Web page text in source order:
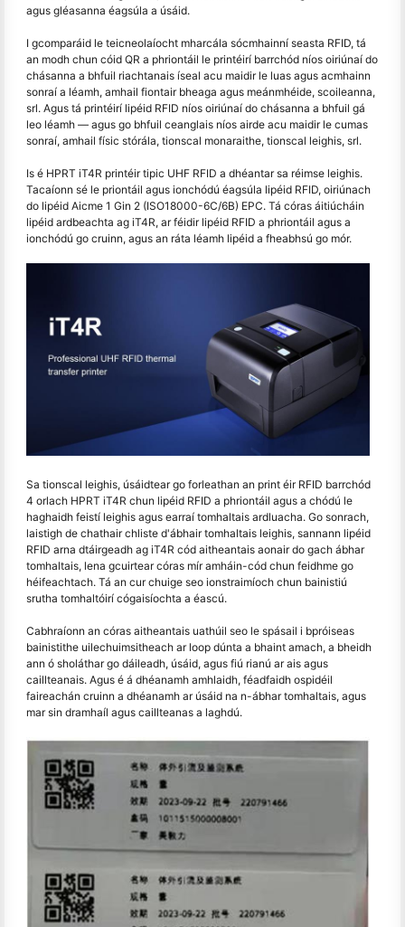
agus gléasanna éagsúla a úsáid.
I gcomparáid le teicneolaíocht mharcála sócmhainní seasta RFID, tá
an modh chun cóid QR a phriontáil le printéirí barrchód níos oiriúnaí do
chásanna a bhfuil riachtanais íseal acu maidir le luas agus acmhainn
sonraí a léamh, amhail fiontair bheaga agus meánmhéide, scoileanna,
srl. Agus tá printéirí lipéid RFID níos oiriúnaí do chásanna a bhfuil gá
leo léamh — agus go bhfuil ceanglais níos airde acu maidir le cumas
sonraí, amhail físic stórála, tionscal monaraithe, tionscal leighis, srl.
Is é HPRT iT4R printéir tipic UHF RFID a dhéantar sa réimse leighis.
Tacaíonn sé le priontáil agus ionchódú éagsúla lipéid RFID, oiriúnach
do lipéid Aicme 1 Gin 2 (ISO18000-6C/6B) EPC. Tá córas áitiúcháin
lipéid ardbeachta ag iT4R, ar féidir lipéid RFID a phriontáil agus a
ionchódú go cruinn, agus an ráta léamh lipéid a fheabhsú go mór.
Sa tionscal leighis, úsáidtear go forleathan an print éir RFID barrchód
4 orlach HPRT iT4R chun lipéid RFID a phriontáil agus a chódú le
haghaidh feistí leighis agus earraí tomhaltais ardluacha. Go sonrach,
laistigh de chathair chliste d'ábhair tomhaltais leighis, sannann lipéid
RFID arna dtáirgeadh ag iT4R cód aitheantais aonair do gach ábhar
tomhaltais, lena gcuirtear córas mír amháin-cód chun feidhme go
héifeachtach. Tá an cur chuige seo ionstraimíoch chun bainistiú
srutha tomhaltóirí cógaisíochta a éascú.
Cabhraíonn an córas aitheantais uathúil seo le spásail i bpróiseas
bainistithe uilechuimsitheach ar loop dúnta a bhaint amach, a bheidh
ann ó sholáthar go dáileadh, úsáid, agus fiú rianú ar ais agus
caillteanais. Agus é á dhéanamh amhlaidh, féadfaidh ospidéil
faireachán cruinn a dhéanamh ar úsáid na n-ábhar tomhaltais, agus
mar sin dramhaíl agus caillteanas a laghdú.